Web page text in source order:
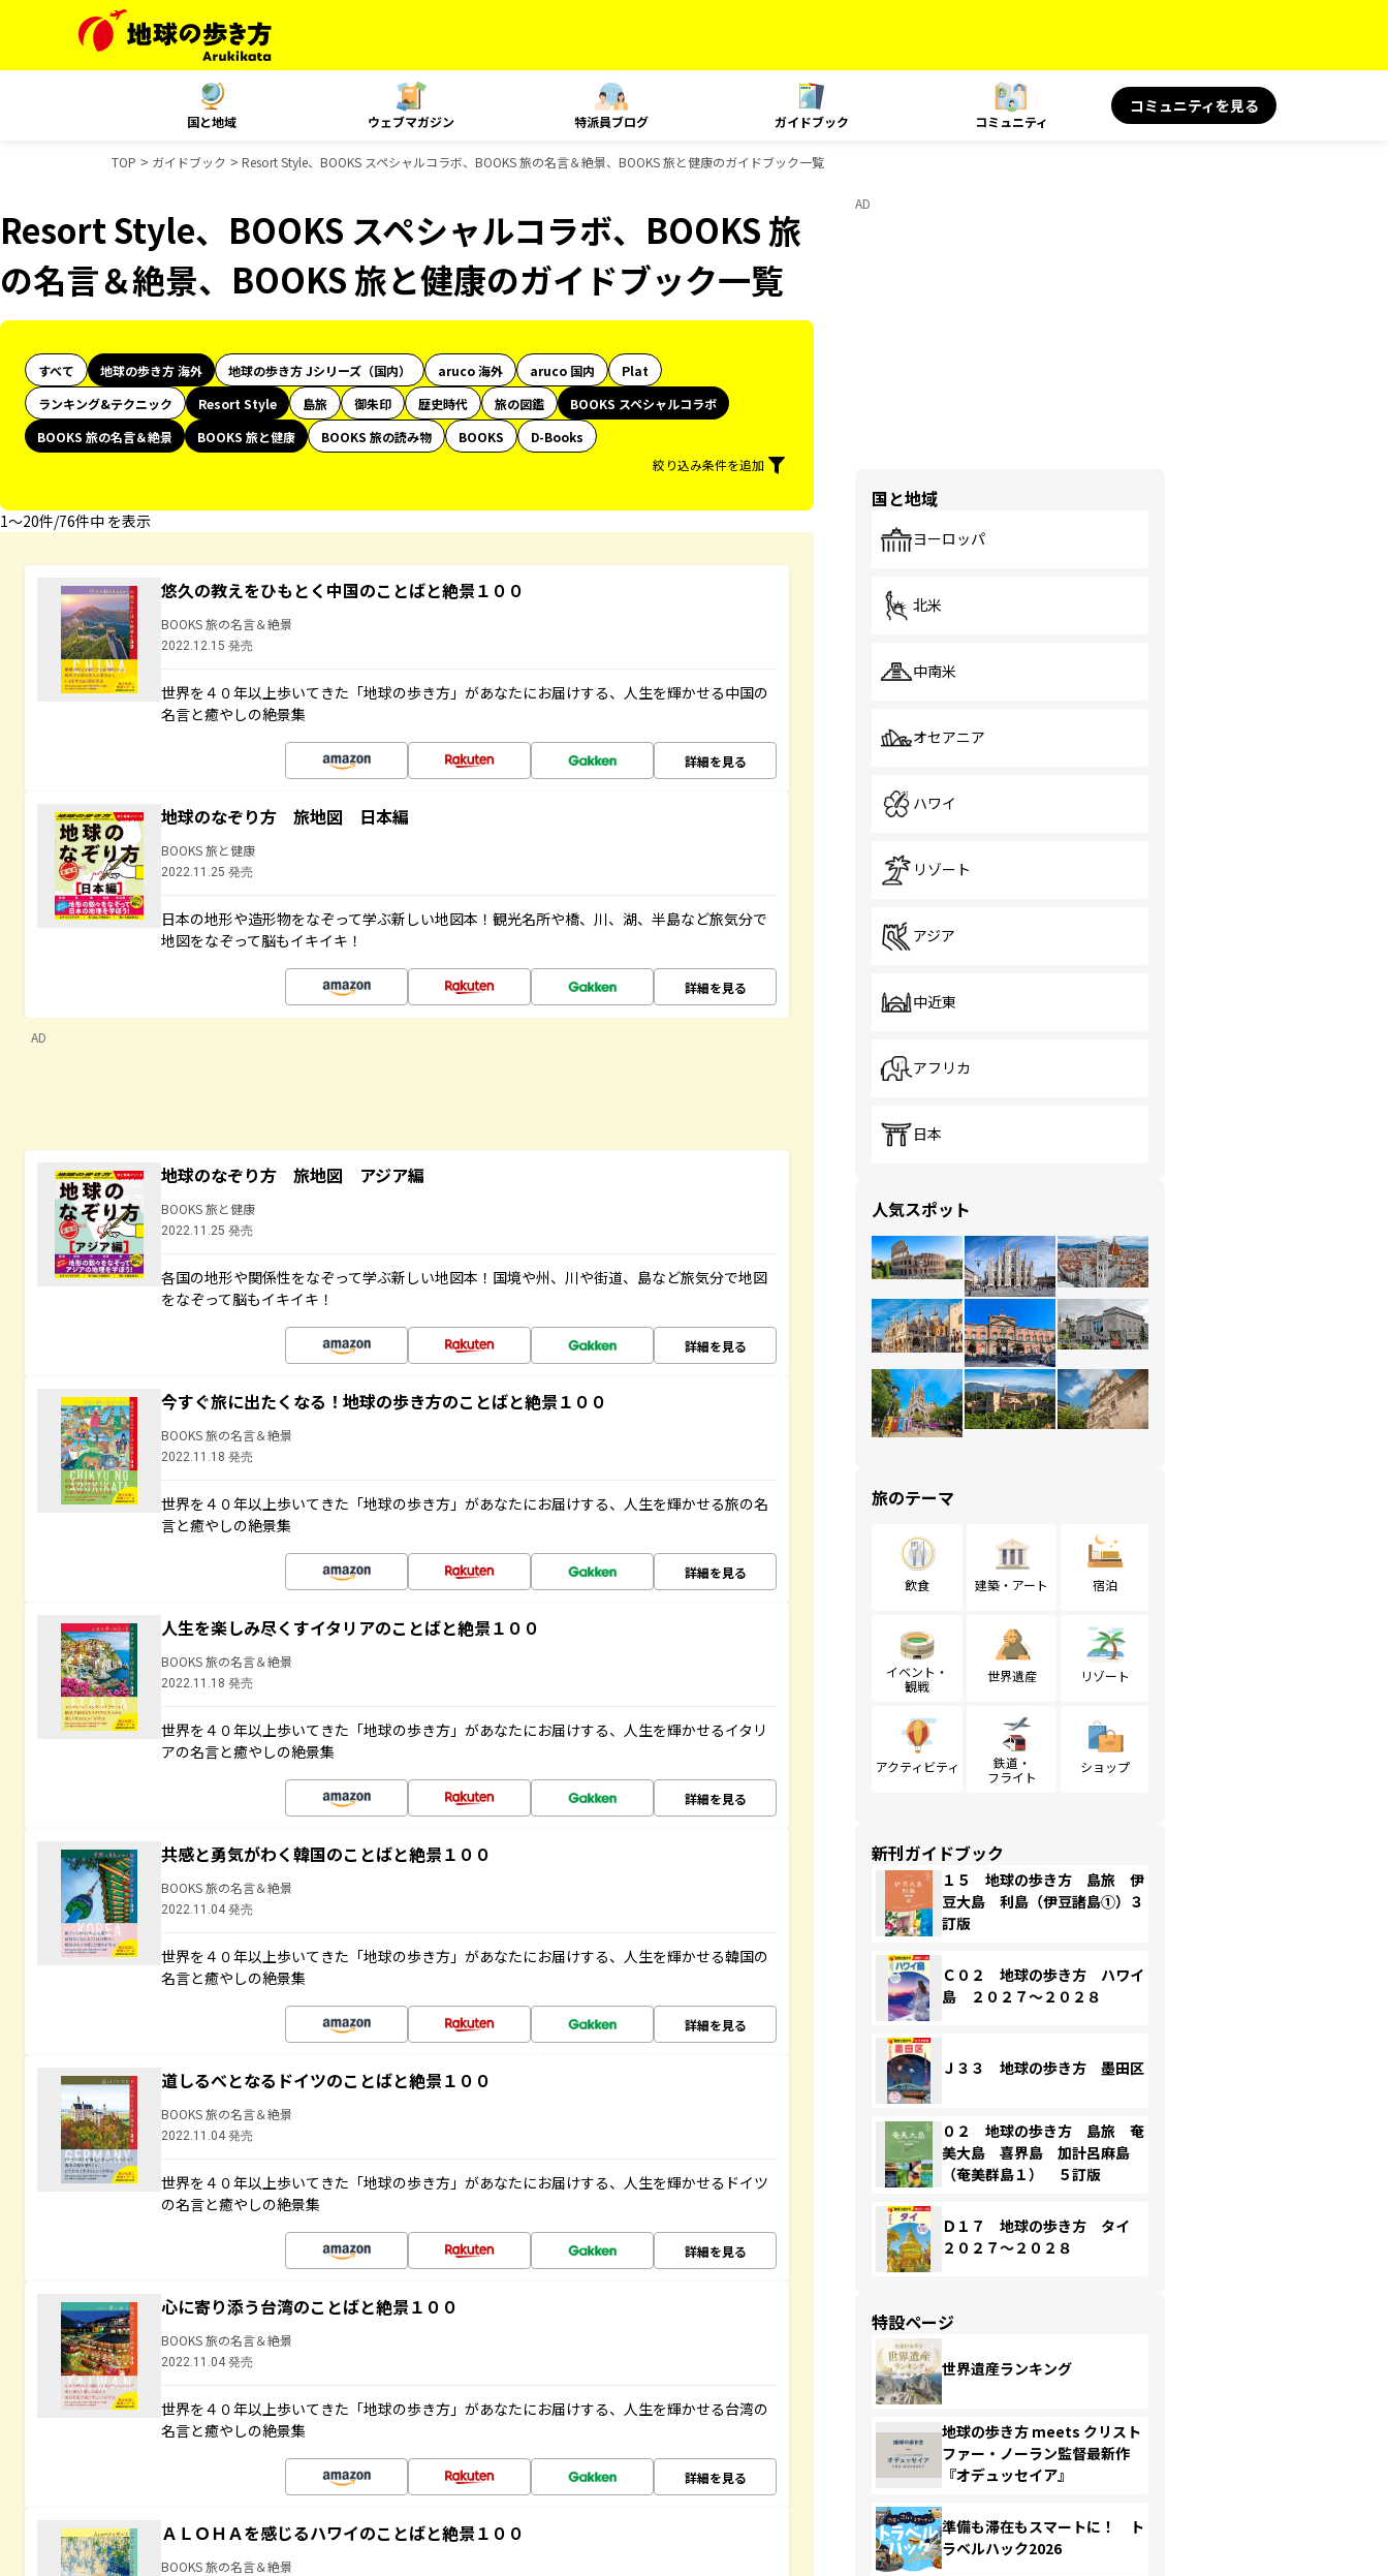
国と地域 ウェブマガジン 特派員ブログ ガイドブック コミュニティ
コミュニティを見る
TOP ガイドブック Resort Style、BOOKS スペシャルコラボ、BOOKS 旅の名言＆絶景、BOOKS 旅と健康のガイドブック一覧
Resort Style、BOOKS スペシャルコラボ、BOOKS 旅
の名言＆絶景、BOOKS 旅と健康のガイドブック一覧
すべて 地球の歩き方 海外 地球の歩き方 Jシリーズ（国内） aruco 海外 aruco 国内
Plat
ランキング&テクニック
Resort Style 島旅 御朱印 歴史時代 旅の図鑑
BOOKS スペシャルコラボ
BOOKS 旅の名言＆絶景
BOOKS 旅と健康 BOOKS 旅の読み物 BOOKS
D-Books
絞り込み条件を追加
1〜20件/76件中 を表示
悠久の教えをひもとく中国のことばと絶景１００
BOOKS 旅の名言＆絶景
2022.12.15 発売
世界を４０年以上歩いてきた「地球の歩き方」があなたにお届けする、人生を輝かせる中国の
名言と癒やしの絶景集
詳細を見る
地球のなぞり方 旅地図 日本編
BOOKS 旅と健康
2022.11.25 発売
日本の地形や造形物をなぞって学ぶ新しい地図本！観光名所や橋、川、湖、半島など旅気分で
地図をなぞって脳もイキイキ！
詳細を見る
AD
地球のなぞり方 旅地図 アジア編
BOOKS 旅と健康
2022.11.25 発売
各国の地形や関係性をなぞって学ぶ新しい地図本！国境や州、川や街道、島など旅気分で地図
をなぞって脳もイキイキ！
詳細を見る
今すぐ旅に出たくなる！地球の歩き方のことばと絶景１００
BOOKS 旅の名言＆絶景
2022.11.18 発売
世界を４０年以上歩いてきた「地球の歩き方」があなたにお届けする、人生を輝かせる旅の名
言と癒やしの絶景集
詳細を見る
人生を楽しみ尽くすイタリアのことばと絶景１００
BOOKS 旅の名言＆絶景
2022.11.18 発売
世界を４０年以上歩いてきた「地球の歩き方」があなたにお届けする、人生を輝かせるイタリ
アの名言と癒やしの絶景集
詳細を見る
共感と勇気がわく韓国のことばと絶景１００
BOOKS 旅の名言＆絶景
2022.11.04 発売
世界を４０年以上歩いてきた「地球の歩き方」があなたにお届けする、人生を輝かせる韓国の
名言と癒やしの絶景集
詳細を見る
道しるべとなるドイツのことばと絶景１００
BOOKS 旅の名言＆絶景
2022.11.04 発売
世界を４０年以上歩いてきた「地球の歩き方」があなたにお届けする、人生を輝かせるドイツ
の名言と癒やしの絶景集
詳細を見る
心に寄り添う台湾のことばと絶景１００
BOOKS 旅の名言＆絶景
2022.11.04 発売
世界を４０年以上歩いてきた「地球の歩き方」があなたにお届けする、人生を輝かせる台湾の
名言と癒やしの絶景集
詳細を見る
ＡＬＯＨＡを感じるハワイのことばと絶景１００
BOOKS 旅の名言＆絶景
AD
国と地域
ヨーロッパ
北米
中南米
オセアニア
ハワイ
リゾート
アジア
中近東
アフリカ
日本
人気スポット
旅のテーマ
飲食 建築・アート 宿泊
イベント・
観戦
世界遺産 リゾート
アクティビティ
鉄道・
フライト
ショップ
新刊ガイドブック
１５ 地球の歩き方 島旅 伊
豆大島 利島（伊豆諸島①）３
訂版
Ｃ０２ 地球の歩き方 ハワイ
島 ２０２７～２０２８
Ｊ３３ 地球の歩き方 墨田区
０２ 地球の歩き方 島旅 奄
美大島 喜界島 加計呂麻島
（奄美群島１） ５訂版
Ｄ１７ 地球の歩き方 タイ
２０２７～２０２８
特設ページ
世界遺産ランキング
地球の歩き方 meets クリスト
ファー・ノーラン監督最新作
『オデュッセイア』
準備も滞在もスマートに！ ト
ラベルハック2026